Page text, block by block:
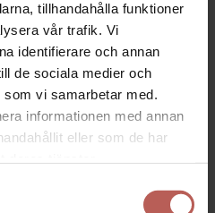
tillhandahålla funktioner
vår trafik. Vi
identifierare och annan
de sociala medier och
vi samarbetar med.
informationen med annan
eller som de har
för att förena humor,
hans mest karakteristiska
mänskliga
med en träffsäker
inte bara dekoration. De